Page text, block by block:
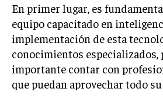
NEGOCIACIÓN Y
DERECHO EMPRESARIAL Y
ÉXITO EMPRESARIAL Y
GOBIERNO CORPORATIVO
En primer lugar, es
equipo capacitado en
implementación de esta
conocimientos especializados,
importante contar con
que puedan aprovechar todo